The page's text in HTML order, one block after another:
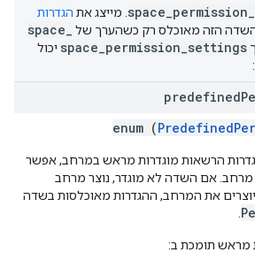
space permission . מייצג את הגדרות
הזה מאוכלס רק כשהערך של space
space permission settings
יכול
predefined
enum (
הרשאות מוגדרות מראש במרחב, אפשר
מרחב. אם השדה לא מוגדר, נוצר מרחב
את המרחב, ההגדרות מאוכלסות בשדה
מראש תומכת ב: